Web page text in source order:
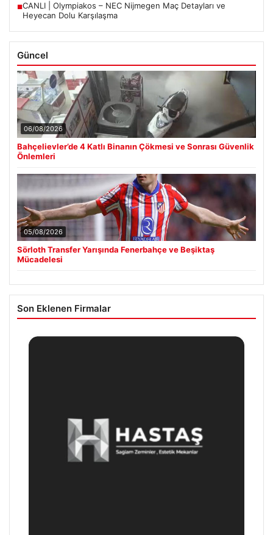
■CANLI | Olympiakos – NEC Nijmegen Maç Detayları ve
Heyecan Dolu Karşılaşma
Güncel
06/08/2026
Bahçelievler’de 4 Katlı Binanın Çökmesi ve Sonrası Güvenlik
Önlemleri
05/08/2026
Sörloth Transfer Yarışında Fenerbahçe ve Beşiktaş
Mücadelesi
Son Eklenen Firmalar